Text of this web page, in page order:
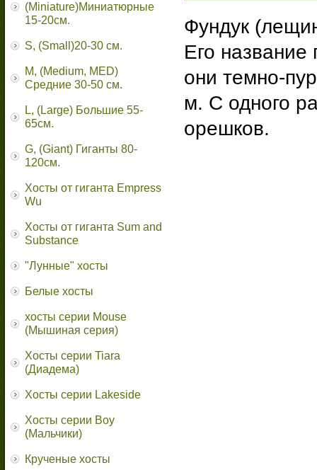
(Miniature)Миниатюрные
15-20см.
S, (Small)20-30 см.
M, (Medium, MED)
Средние 30-50 см.
L, (Large) Большие 55-
65cм.
G, (Giant) Гиганты 80-
120см.
Хосты от гиганта Empress
Wu
Хосты от гиганта Sum and
Substance
"Лунные" хосты
Белые хосты
хосты серии Mouse
(Мышиная серия)
Хосты серии Tiara
(Диадема)
Хосты серии Lakeside
Хосты серии Boy
(Мальчики)
Крученые хосты
Фундук
Его название
они темно-
м. С одного
орешков.